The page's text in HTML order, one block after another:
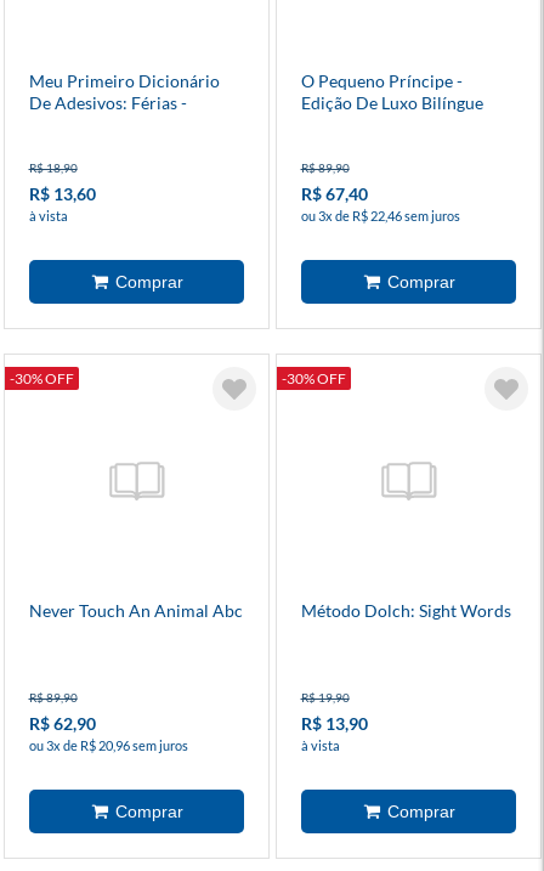
Meu Primeiro Dicionário
De Adesivos: Férias -
R$ 18,90
R$ 13,60
à vista
O Pequeno Príncipe -
Edição De Luxo Bilíngue
R$ 89,90
R$ 67,40
ou 3x de R$ 22,46 sem juros
-30% OFF
Never Touch An Animal Abc
R$ 89,90
R$ 62,90
ou 3x de R$ 20,96 sem juros
-30% OFF
Método Dolch: Sight Words
R$ 19,90
R$ 13,90
à vista